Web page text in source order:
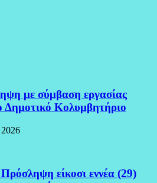
με σύμβαση εργασίας
Δημοτικό Κολυμβητήριο
είκοσι εννέα (29)